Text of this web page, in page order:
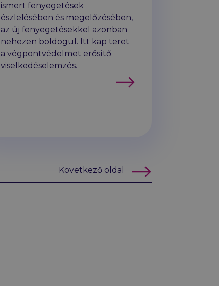
ismert fenyegetések
észlelésében és megelőzésében,
az új fenyegetésekkel azonban
nehezen boldogul. Itt kap teret
a végpontvédelmet erősítő
viselkedéselemzés.
Tovább
Következő oldal